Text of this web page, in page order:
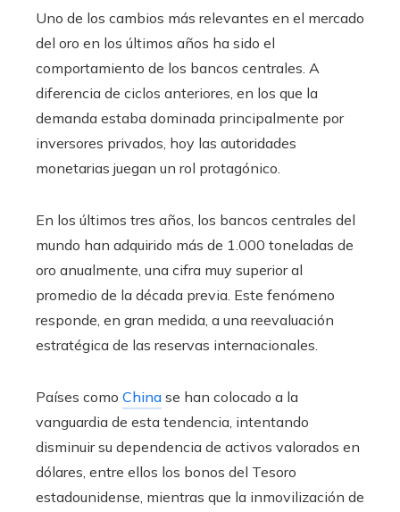
Uno de los cambios más relevantes en el mercado
del oro en los últimos años ha sido el
comportamiento de los bancos centrales. A
diferencia de ciclos anteriores, en los que la
demanda estaba dominada principalmente por
inversores privados, hoy las autoridades
monetarias juegan un rol protagónico.
En los últimos tres años, los bancos centrales del
mundo han adquirido más de 1.000 toneladas de
oro anualmente, una cifra muy superior al
promedio de la década previa. Este fenómeno
responde, en gran medida, a una reevaluación
estratégica de las reservas internacionales.
Países como China se han colocado a la
vanguardia de esta tendencia, intentando
disminuir su dependencia de activos valorados en
dólares, entre ellos los bonos del Tesoro
estadounidense, mientras que la inmovilización de